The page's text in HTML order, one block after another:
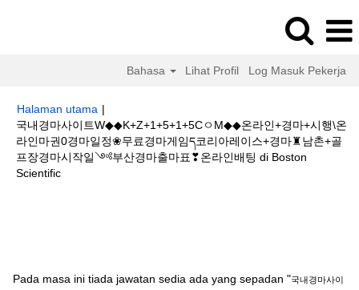
Bahasa Lihat Profil Log Masuk Pekerja
Halaman utama |
국내경마사이트W◆◆K+Z+1+5+1+5CㅇM◆◆온라인+경마+시행\온
라인마권0경마일정❀무료경마게임ད코리아레이스+경마♜남촌+골
프장경마시작일༺부산경마출마표❣온라인배팅 di Boston
Scientific(halaman
Pada masa ini tiada jawatan sedia ada yang sepadan "국내경마사이